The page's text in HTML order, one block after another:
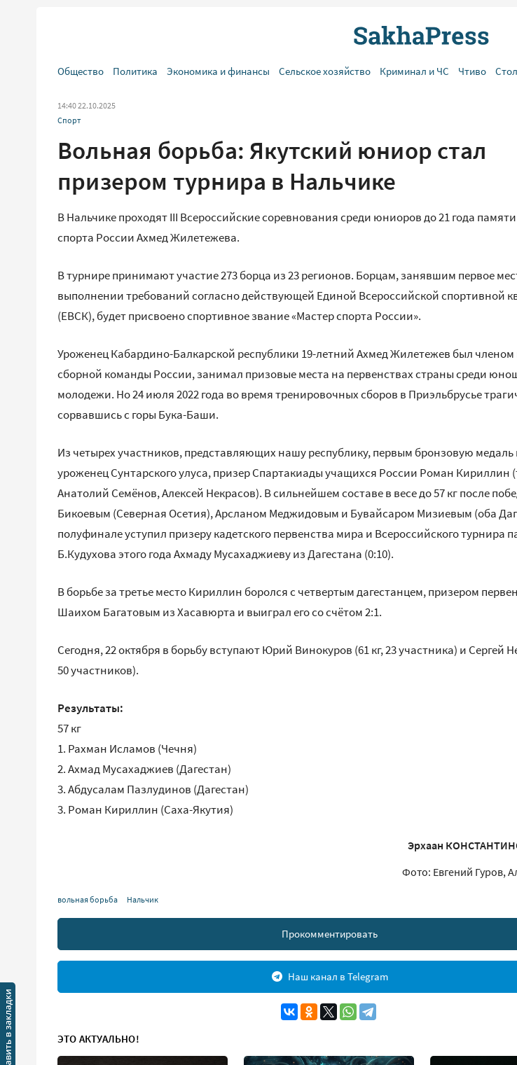
Общество Политика Экономика и финансы Сельское хозяйство Криминал и ЧС Чтиво
14:40 22.10.2025
Спорт
Вольная борьба: Якутский юниор стал
призером турнира в Нальчике
В Нальчике проходят III Всероссийские соревнования среди юниоров до 21 года
спорта России Ахмед Жилетежева.
В турнире принимают участие 273 борца из 23 регионов. Борцам, занявшим первое
выполнении требований согласно действующей Единой Всероссийской спортивной
(ЕВСК), будет присвоено спортивное звание «Мастер спорта России».
Уроженец Кабардино-Балкарской республики 19-летний Ахмед Жилетежев был
сборной команды России, занимал призовые места на первенствах страны среди
молодежи. Но 24 июля 2022 года во время тренировочных сборов в Приэльбрусье
сорвавшись с горы Бука-Баши.
Из четырех участников, представляющих нашу республику, первым бронзовую медаль
уроженец Сунтарского улуса, призер Спартакиады учащихся России Роман Кириллин
Анатолий Семёнов, Алексей Некрасов). В сильнейшем составе в весе до 57 кг после
Бикоевым (Северная Осетия), Арсланом Меджидовым и Бувайсаром Мизиевым (оба
полуфинале уступил призеру кадетского первенства мира и Всероссийского турнира
Б.Кудухова этого года Ахмаду Мусахаджиеву из Дагестана (0:10).
В борьбе за третье место Кириллин боролся с четвертым дагестанцем, призером
Шаихом Багатовым из Хасавюрта и выиграл его со счётом 2:1.
Сегодня, 22 октября в борьбу вступают Юрий Винокуров (61 кг, 23 участника) и Сергей
50 участников).
Результаты:
57 кг
1.⁠ ⁠Рахман Исламов (Чечня)
2.⁠ ⁠Ахмад Мусахаджиев (Дагестан)
3.⁠ ⁠Абдусалам Пазлудинов (Дагестан)
3.⁠ ⁠Роман Кириллин (Саха-Якутия)
Эрхаан
Фото: Евгений Гуров,
вольная борьба Нальчик
Прокомментировать
Наш канал в Telegram
ЭТО АКТУАЛЬНО!